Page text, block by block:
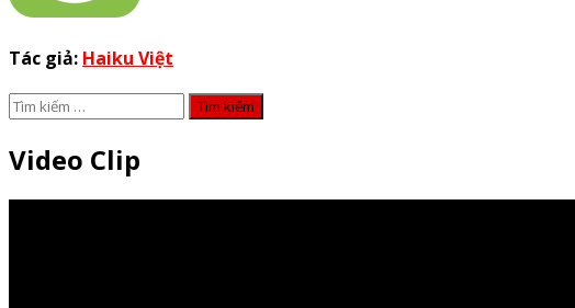
Tác giả: Haiku Việt
Tìm
cho:
Video Clip